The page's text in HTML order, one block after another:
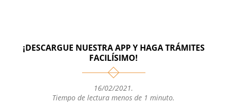
¡DESCARGUE NUESTRA APP Y HAGA TRÁMITES
FACILÍSIMO!
16/02/2021.
Tiempo de lectura menos de 1 minuto.